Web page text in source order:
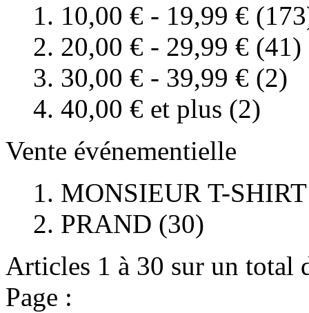
10,00 € - 19,99 €
20,00 € - 29,99 € (41)
30,00 € - 39,99 € (2)
40,00 € et plus (2)
Vente événementielle
MONSIEUR T-
PRAND (30)
Articles 1 à 30 sur un total
Page :